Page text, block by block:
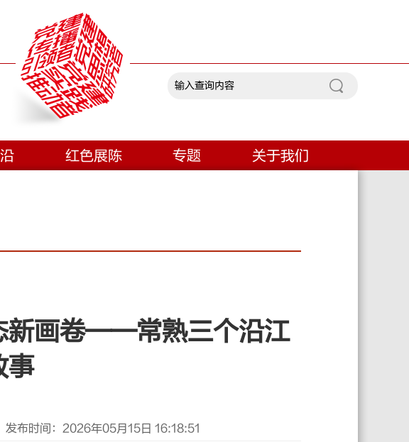
红色展陈 专题 关于我们
画卷——常熟三个沿江
事
发布时间：2026年05月15日 16:18:51